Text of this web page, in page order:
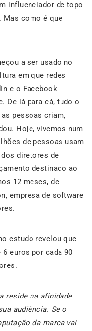
influenciador de topo
Mas como é que
a ser usado no
em que redes
e o Facebook
De lá para cá, tudo o
pessoas criam,
Hoje, vivemos num
de pessoas usam
diretores de
destinado ao
12 meses, de
empresa de software
estudo revelou que
6 euros por cada 90
reside na afinidade
audiência. Se o
da marca vai